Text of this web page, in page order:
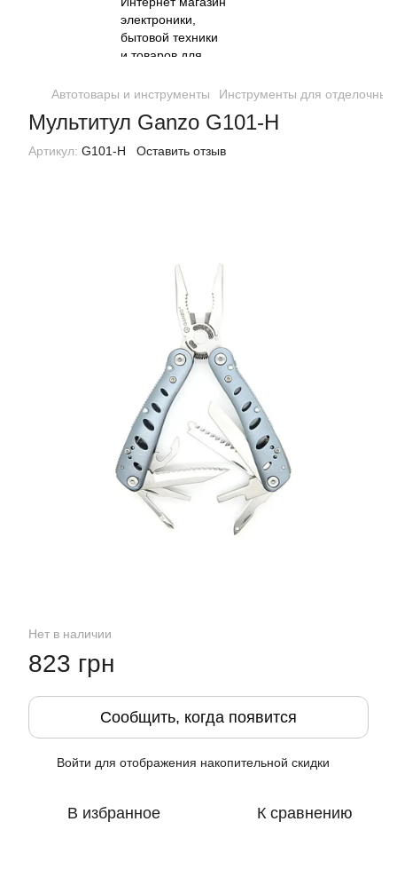
Автотовары и инструменты Инструменты для отделочных
Мультитул Ganzo G101-H
Артикул: G101-H Оставить отзыв
Нет в наличии
823 грн
Сообщить, когда появится
Войти для отображения накопительной скидки
В избранное К сравнению